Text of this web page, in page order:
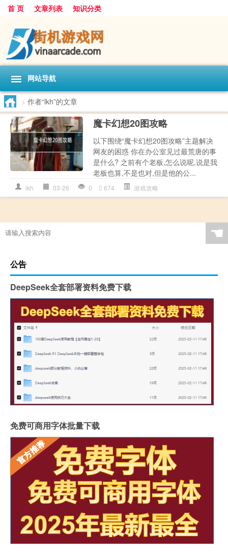
首 页 文章列表 知识分类
网站导航
> 作者“lkh”的文章
魔卡幻想20图攻略
以下围绕“魔卡幻想20图攻略”主题解决
网友的困惑 你在办公室见过最荒唐的事
是什么? 之前有个老板,怎么说呢,说是我
老板也算,不是也对,但是他的公...
lkh 03-26 0 674 游戏攻略
☚
公告
DeepSeek全套部署资料免费下载
免费可商用字体批量下载